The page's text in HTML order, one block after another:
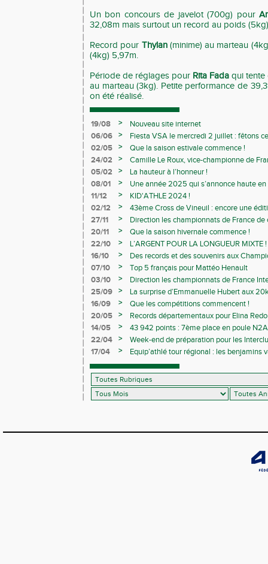
Un bon concours de javelot (700g) pour
32,08m mais surtout un record au poids
Record pour Thylan (minime) au marteau
(4kg) 5,97m.
Période de réglages pour Rita Fada qui tente
au marteau (3kg). Petite performance de
on été réalisé.
19/08 >
Nouveau site internet
06/06
>
Fiesta VSA le mercredi 2 juillet : fêtons
02/05
>
Que la saison estivale commence !
24/02
>
Camille Le Roux, vice-championne de
05/02
>
La hauteur à l’honneur !
08/01
>
Une année 2025 qui s’annonce haute
11/12
>
KID'ATHLE 2024 !
02/12
>
43ème Cross de Vineuil : encore une
27/11
>
Direction les championnats de France de
20/11
>
Que la saison hivernale commence !
22/10
>
L’ARGENT POUR LA LONGUEUR MIXTE !
16/10
>
Des records et des souvenirs aux
Avenirs
07/10 >
Top 5 français pour Mattéo Henault
03/10
>
Direction les championnats de France
25/09
>
La surprise d’Emmanuelle Hubert aux
16/09
>
Que les compétitions commencent !
20/05
>
Records départementaux pour Elina
14/05
>
43 942 points : 7ème place en poule
22/04
>
Week-end de préparation pour les
compétitions
17/04 >
Equip’athlé tour régional : les benjamins